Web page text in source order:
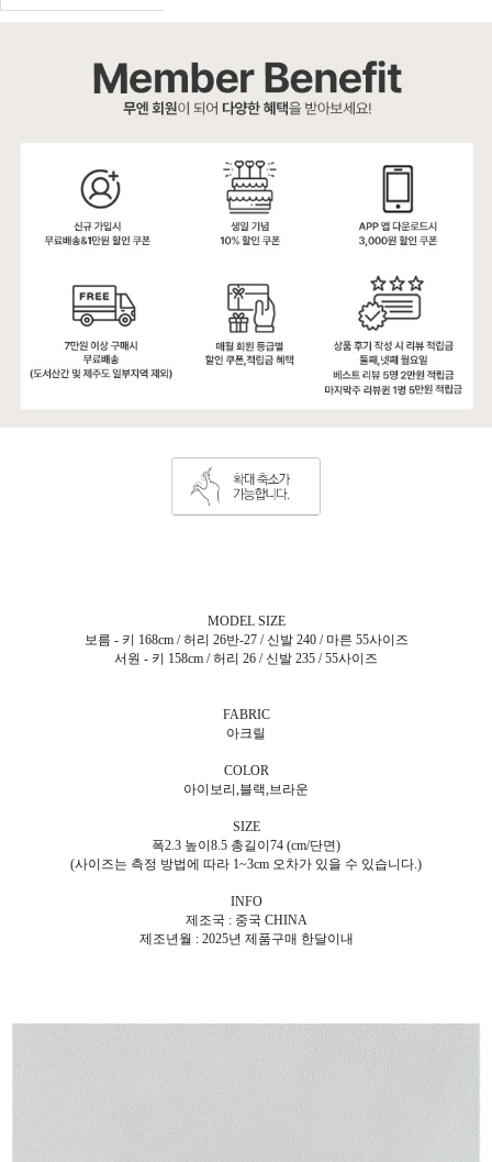
MODEL SIZE
보름 - 키 168cm / 허리 26반-27 / 신발 240 / 마른 55사이즈
서원 - 키 158cm / 허리 26 / 신발 235 / 55사이즈
FABRIC
아크릴
COLOR
아이보리,블랙,브라운
SIZE
폭2.3 높이8.5 총길이74 (cm/단면)
(사이즈는 측정 방법에 따라 1~3cm 오차가 있을 수 있습니다.)
INFO
제조국 : 중국 CHINA
제조년월 : 2025년 제품구매 한달이내